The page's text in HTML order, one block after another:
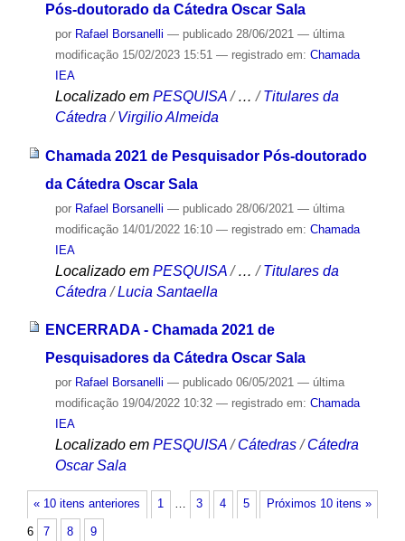
Pós-doutorado da Cátedra Oscar Sala
por Rafael Borsanelli — publicado28/06/2021 — última
modificação15/02/2023 15:51 — registrado em: Chamada
IEA
Localizado em PESQUISA /…/Titulares da
Cátedra /Virgilio Almeida
Chamada 2021 de Pesquisador Pós-doutorado
da Cátedra Oscar Sala
por Rafael Borsanelli — publicado28/06/2021 — última
modificação14/01/2022 16:10 — registrado em: Chamada
IEA
Localizado em PESQUISA /…/Titulares da
Cátedra /Lucia Santaella
ENCERRADA - Chamada 2021 de
Pesquisadores da Cátedra Oscar Sala
por Rafael Borsanelli — publicado06/05/2021 — última
modificação19/04/2022 10:32 — registrado em: Chamada
IEA
Localizado em PESQUISA /Cátedras/Cátedra
Oscar Sala
« 10 itens anteriores Próximos 10 itens »
1 … 3 4 5
6 7 8 9